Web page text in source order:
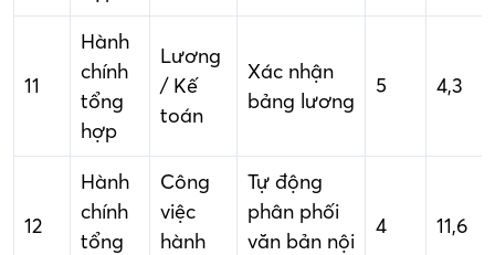
11
Hành
chính
tổng
hợp
Lương
/ Kế
toán
Xác nhận
bảng lương
5 4,3
12
Hành
chính
tổng
Công
việc
hành
Tự động
phân phối
văn bản nội
4 11,6